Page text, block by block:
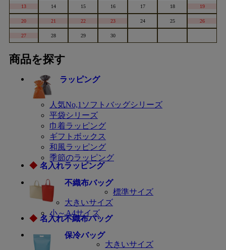
13 14 15 16 17 18 19
20 21 22 23 24 25 26
27 28 29 30
商品を探す
ラッピング
人気No,1ソフトバッグシリーズ
平袋シリーズ
巾着ラッピング
ギフトボックス
和風ラッピング
季節のラッピング
◆ 名入れラッピング
不織布バッグ
標準サイズ
大きいサイズ
小～A4サイズ
◆ 名入れ不織布バッグ
保冷バッグ
大きいサイズ